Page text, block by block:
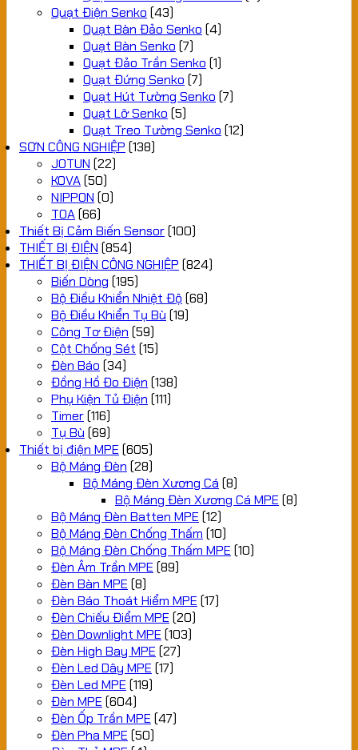
Quạt Điện Senko (43)
Quạt Bàn Đảo Senko (4)
Quạt Bàn Senko (7)
Quạt Đảo Trần Senko (1)
Quạt Đứng Senko (7)
Quạt Hút Tường Senko (7)
Quạt Lỡ Senko (5)
Quạt Treo Tường Senko (12)
SƠN CÔNG NGHIỆP (138)
JOTUN (22)
KOVA(50)
NIPPON (0)
TOA(66)
Thiết Bị Cảm Biến Sensor(100)
THIẾT BỊ ĐIỆN (854)
THIẾT BỊ ĐIỆN CÔNG NGHIỆP (824)
Biến Dòng (195)
Bộ Điều Khiển Nhiệt Độ (68)
Bộ Điều Khiển Tụ Bù (19)
Công Tơ Điện (59)
Cột Chống Sét (15)
Đèn Báo (34)
Đồng Hồ Đo Điện (138)
Phụ Kiện Tủ Điện (111)
Timer(116)
Tụ Bù (69)
Thiết bị điện MPE (605)
Bộ Máng Đèn (28)
Bộ Máng Đèn Xương Cá (8)
Bộ Máng Đèn Xương Cá MPE (8)
Bộ Máng Đèn Batten MPE (12)
Bộ Máng Đèn Chống Thấm (10)
Bộ Máng Đèn Chống Thấm MPE (10)
Đèn Âm Trần MPE (89)
Đèn Bàn MPE (8)
Đèn Báo Thoát Hiểm MPE (17)
Đèn Chiếu Điểm MPE (20)
Đèn Downlight MPE (103)
Đèn High Bay MPE (27)
Đèn Led Dây MPE (17)
Đèn Led MPE (119)
Đèn MPE (604)
Đèn Ốp Trần MPE (47)
Đèn Pha MPE (50)